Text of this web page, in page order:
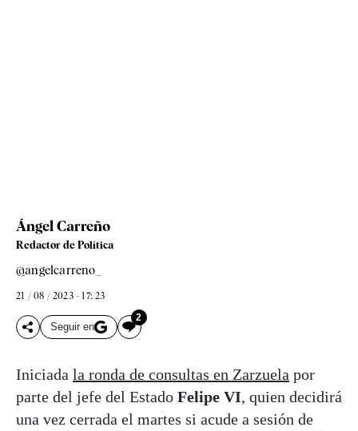
Ángel Carreño
Redactor de Política
@angelcarreno_
21 / 08 / 2023 - 17: 23
Seguir en
2
Iniciada la ronda de consultas en Zarzuela por
parte del jefe del Estado Felipe VI, quien decidirá
una vez cerrada el martes si acude a sesión de